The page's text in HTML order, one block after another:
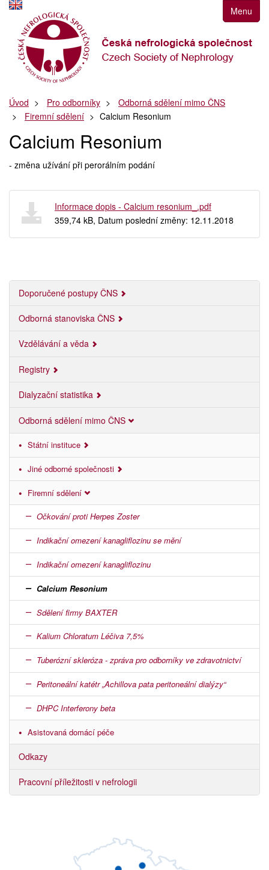
k
navigaci
Přejít
obsah
k
postrannímu
Klávesové
Menu
Úvod Pro odborníky
Odborná sdělení mimo ČNS
Firemní sdělení
Calcium Resonium
Calcium Resonium
- změna užívání při perorálním podání
Informace­ dopis - Calcium resonium_.pdf
359,74 kB, Datum poslední změny: 12.11.2018
Doporučené postupy ČNS
Odborná stanoviska ČNS
Vzdělávání a věda
Registry
Dialyzační statistika
Odborná sdělení mimo ČNS
Státní instituce
Jiné odborné společnosti
Firemní sdělení
Očkování proti Herpes Zoster
Indikační omezení kanagliflozinu se mění
Indikační omezení kanagliflozinu
Calcium Resonium
Sdělení firmy BAXTER
Kalium Chloratum Léčiva 7,5%
Tuberózní skleróza - zpráva pro odborníky ve zdravotnictví
Peritoneální katétr „Achillova pata peritoneální dialýzy“
DHPC Interferony beta
Asistovaná domácí péče
Odkazy
Pracovní příležitosti v nefrologii